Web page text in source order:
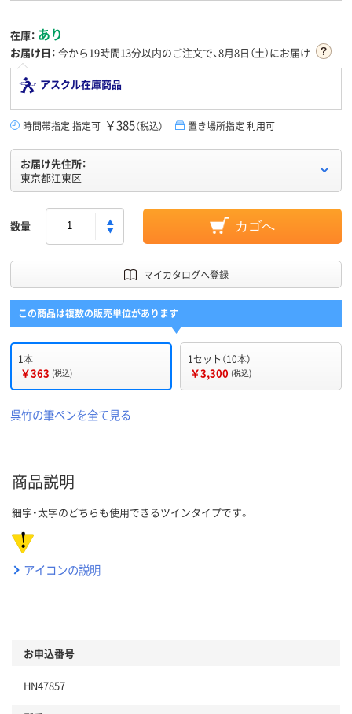
在庫： あり
お届け日： 今から19時間13分以内のご注文で、8月8日（土）にお届け
アスクル在庫商品
時間帯指定 指定可 ￥385（税込） 置き場所指定 利用可
お届け先住所：
東京都江東区
数量 カゴへ
マイカタログへ登録
この商品は複数の販売単位があります
1本
￥363 (税込)
1セット（10本）
￥3,300 (税込)
呉竹の筆ペンを全て見る
商品説明
細字・太字のどちらも使用できるツインタイプです。
アイコンの説明
お申込番号
HN47857